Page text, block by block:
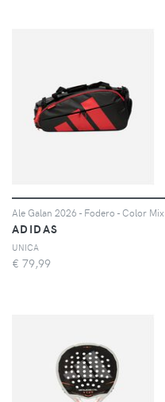
Ale Galan 2026 - Fodero - Color Mix
ADIDAS
UNICA
€ 79,99